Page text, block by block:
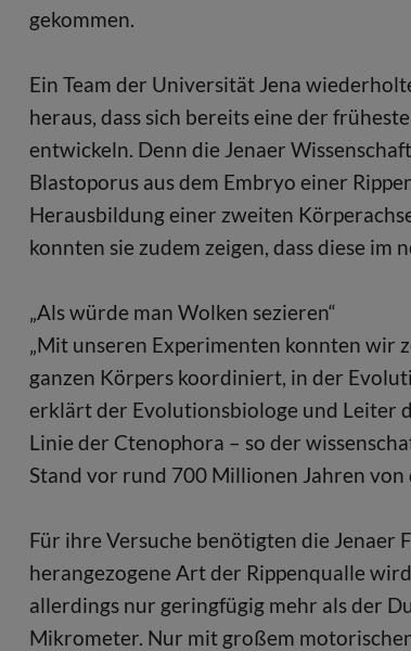
gekommen.
Ein Team der Universität Jena
heraus, dass sich bereits eine der
entwickeln. Denn die Jenaer
Blastoporus aus dem Embryo einer
Herausbildung einer zweiten
konnten sie zudem zeigen, dass diese
„Als würde man Wolken sezieren“
„Mit unseren Experimenten konnten wir
ganzen Körpers koordiniert, in der
erklärt der Evolutionsbiologe und Leiter
Linie der Ctenophora – so der
Stand vor rund 700 Millionen Jahren von
Für ihre Versuche benötigten die Jenaer
herangezogene Art der Rippenqualle
allerdings nur geringfügig mehr als der
Mikrometer. Nur mit großem